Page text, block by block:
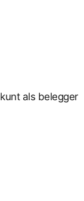
als belegger